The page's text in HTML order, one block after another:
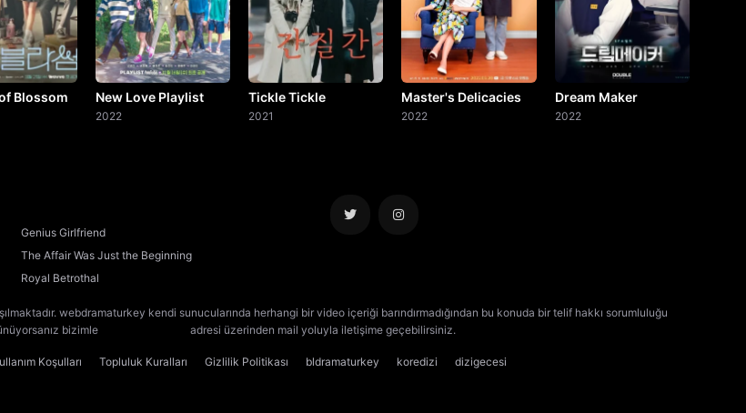
Blossom New Love Playlist
2022
Tickle Tickle
2021
Master's Delicacies
2022
Dream Maker
2022
Genius Girlfriend
The Affair Was Just the Beginning
Royal Betrothal
webdramaturkey kendi sunucularında herhangi bir video içeriği barındırmadığından bu konuda bir telif hakkı sorumluluğu
bizimle
adresi üzerinden mail yoluyla iletişime geçebilirsiniz.
Koşulları Topluluk Kuralları Gizlilik Politikası bldramaturkey koredizi
dizigecesi